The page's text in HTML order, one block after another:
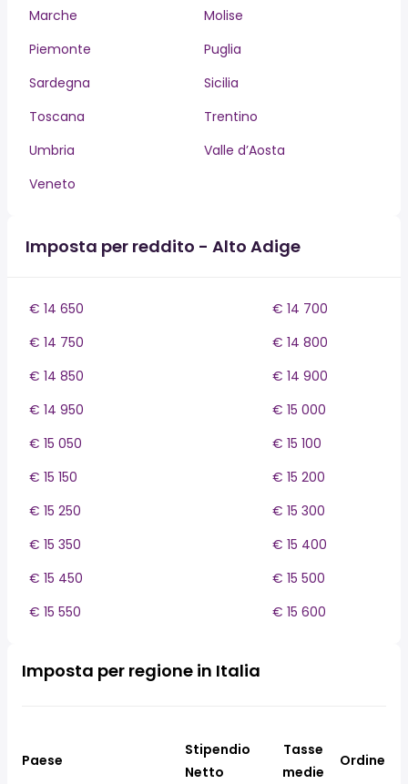
Marche
Molise
Piemonte
Puglia
Sardegna
Sicilia
Toscana
Trentino
Umbria
Valle d’Aosta
Veneto
Imposta per reddito - Alto Adige
€ 14 650
€ 14 700
€ 14 750
€ 14 800
€ 14 850
€ 14 900
€ 14 950
€ 15 000
€ 15 050
€ 15 100
€ 15 150
€ 15 200
€ 15 250
€ 15 300
€ 15 350
€ 15 400
€ 15 450
€ 15 500
€ 15 550
€ 15 600
Imposta per regione in Italia
Paese
Stipendio
Netto
Tasse
medie
Ordine